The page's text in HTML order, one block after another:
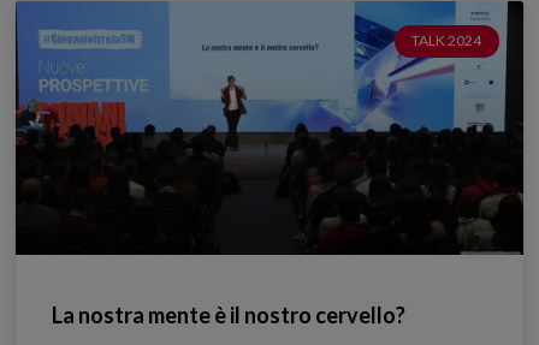
TALK 2024
La nostra mente è il nostro cervello?